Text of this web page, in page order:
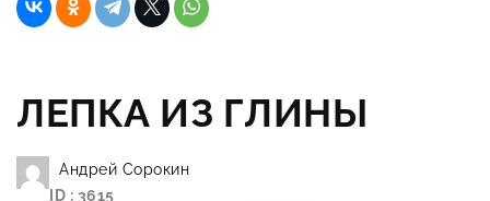
ЛЕПКА ИЗ ГЛИНЫ
Андрей Сорокин
ID : 3615